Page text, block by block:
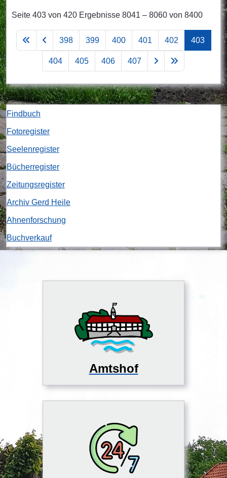
Seite 403 von 420 Ergebnisse 8041 – 8060 von 8400
398 399 400 401 402 403
404 405 406 407
Findbuch
Fotoregister
Seelenregister
Bücherregister
Zeitungsregister
Archiv Gerd Heile
Ahnenforschung
Buchverkauf
Amtshof